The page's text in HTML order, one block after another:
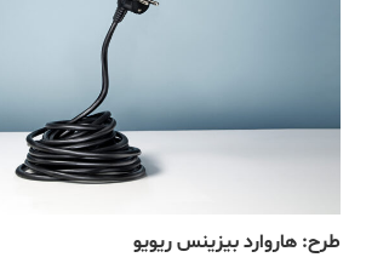
طرح: هاروارد بیزینس ریویو